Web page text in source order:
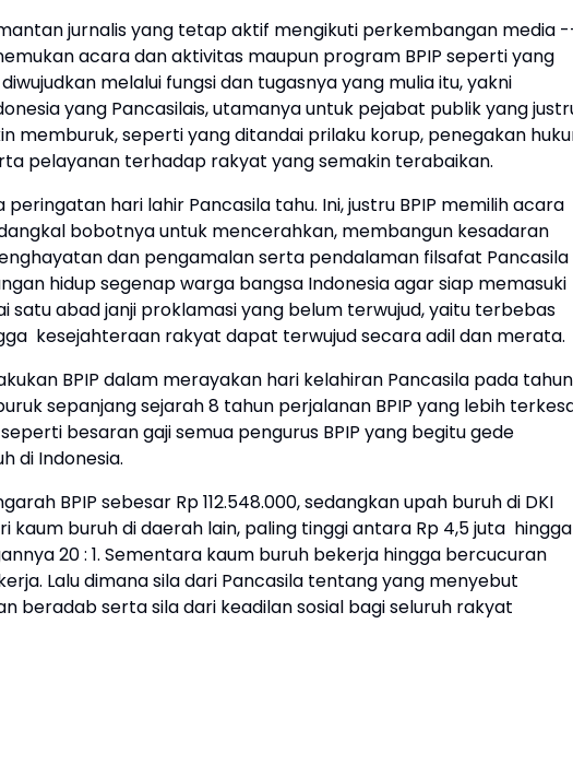
jurnalis yang tetap aktif mengikuti perkembangan media
acara dan aktivitas maupun program BPIP seperti yang
melalui fungsi dan tugasnya yang mulia itu, yakni
yang Pancasilais, utamanya untuk pejabat publik yang
memburuk, seperti yang ditandai prilaku korup, penegakan
pelayanan terhadap rakyat yang semakin terabaikan.
hari lahir Pancasila tahu. Ini, justru BPIP memilih acara
bobotnya untuk mencerahkan, membangun kesadaran
dan pengamalan serta pendalaman filsafat Pancasila
hidup segenap warga bangsa Indonesia agar siap memasuki
satu abad janji proklamasi yang belum terwujud, yaitu terbebas
kesejahteraan rakyat dapat terwujud secara adil dan merata.
BPIP dalam merayakan hari kelahiran Pancasila pada tahun
sepanjang sejarah 8 tahun perjalanan BPIP yang lebih
besaran gaji semua pengurus BPIP yang begitu gede
di Indonesia.
BPIP sebesar Rp 112.548.000, sedangkan upah buruh di DKI
buruh di daerah lain, paling tinggi antara Rp 4,5 juta hingga
20 : 1. Sementara kaum buruh bekerja hingga bercucuran
Lalu dimana sila dari Pancasila tentang yang menyebut
beradab serta sila dari keadilan sosial bagi seluruh rakyat